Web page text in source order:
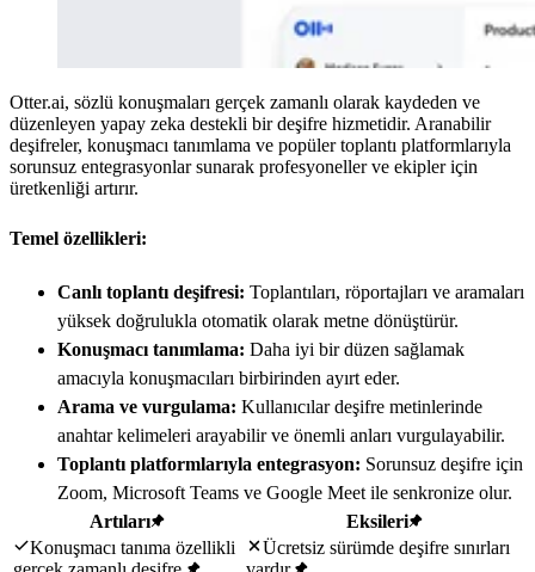
Otter.ai, sözlü konuşmaları gerçek zamanlı olarak kaydeden ve
düzenleyen yapay zeka destekli bir deşifre hizmetidir. Aranabilir
deşifreler, konuşmacı tanımlama ve popüler toplantı platformlarıyla
sorunsuz entegrasyonlar sunarak profesyoneller ve ekipler için
üretkenliği artırır.
Temel özellikleri:
Canlı toplantı deşifresi: Toplantıları, röportajları ve aramaları
yüksek doğrulukla otomatik olarak metne dönüştürür.
Konuşmacı tanımlama: Daha iyi bir düzen sağlamak
amacıyla konuşmacıları birbirinden ayırt eder.
Arama ve vurgulama: Kullanıcılar deşifre metinlerinde
anahtar kelimeleri arayabilir ve önemli anları vurgulayabilir.
Toplantı platformlarıyla entegrasyon: Sorunsuz deşifre için
Zoom, Microsoft Teams ve Google Meet ile senkronize olur.
Artıları
Eksileri
Konuşmacı tanıma özellikli
Ücretsiz sürümde deşifre sınırları